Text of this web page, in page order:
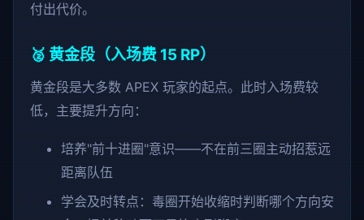
付出代价。
🥈 黄金段（入场费 15 RP）
黄金段是大多数 APEX 玩家的起点。此时入场费较
低，主要提升方向：
培养"前十进圈"意识——不在前三圈主动招惹远
距离队伍
学会及时转点：毒圈开始收缩时判断哪个方向安